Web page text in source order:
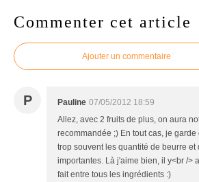
Commenter cet article
Ajouter un commentaire
P Pauline 07/05/2012 18:59
Allez, avec 2 fruits de plus, on aura
recommandée ;) En tout cas, je garde
trop souvent les quantité de beurre et
importantes. Là j'aime bien, il y<br />
fait entre tous les ingrédients :)